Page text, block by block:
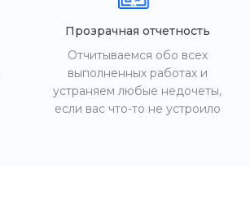
Прозрачная отчетность
Отчитываемся обо всех
выполненных работах и
устраняем любые недочеты,
если вас что-то не устроило